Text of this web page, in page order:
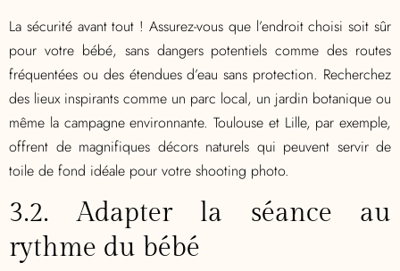
La sécurité avant tout ! Assurez-vous que l’endroit choisi soit sûr
pour votre bébé, sans dangers potentiels comme des routes
fréquentées ou des étendues d’eau sans protection. Recherchez
des lieux inspirants comme un parc local, un jardin botanique ou
même la campagne environnante. Toulouse et Lille, par exemple,
offrent de magnifiques décors naturels qui peuvent servir de
toile de fond idéale pour votre shooting photo.
3.2. Adapter la séance au
rythme du bébé